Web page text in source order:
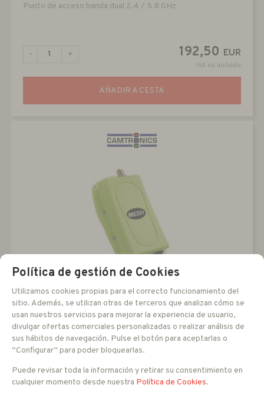
Punto de acceso banda dual 2.4 / 5.8 GHz
192,50 EUR
IVA no incluido
- +
AÑADIR A CESTA
MESH 500
Nodo alta potencia para red mallada, conector N
- +
Política de gestión de Cookies
Utilizamos cookies propias para el correcto funcionamiento del
sitio. Además, se utilizan otras de terceros que analizan cómo se
usan nuestros servicios para mejorar la experiencia de usuario,
divulgar ofertas comerciales personalizadas o realizar análisis de
sus hábitos de navegación. Pulse el botón para aceptarlas o
“Configurar” para poder bloquearlas.
Puede revisar toda la información y retirar su consentimiento en
cualquier momento desde nuestra Política de Cookies.